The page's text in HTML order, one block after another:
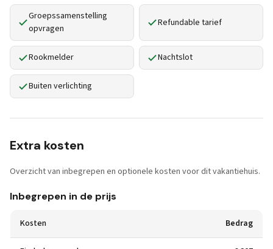
Groepssamenstelling
opvragen
Refundable tarief
Rookmelder Nachtslot
Buiten verlichting
Extra kosten
Overzicht van inbegrepen en optionele kosten voor dit vakantiehuis.
Inbegrepen in de prijs
Kosten Bedrag